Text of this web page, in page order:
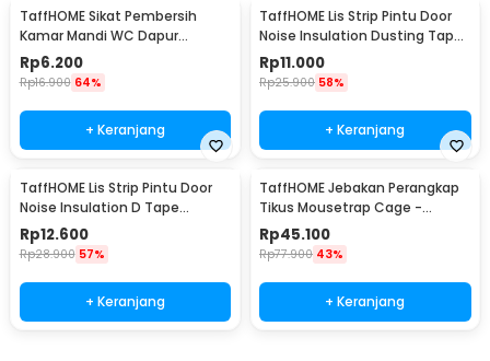
TaffHOME Sikat Pembersih
Kamar Mandi WC Dapur
Sponge Brush - 8211
Rp6.200
Rp16.900 64%
+ Keranjang
TaffHOME Lis Strip Pintu Door
Noise Insulation Dusting Tape
5Mx9mmx9mm - KK-061
Rp11.000
Rp25.900 58%
+ Keranjang
TaffHOME Lis Strip Pintu Door
Noise Insulation D Tape
9x6mm 10M - KK-062
Rp12.600
Rp28.900 57%
+ Keranjang
TaffHOME Jebakan Perangkap
Tikus Mousetrap Cage -
HU1999
Rp45.100
Rp77.900 43%
+ Keranjang